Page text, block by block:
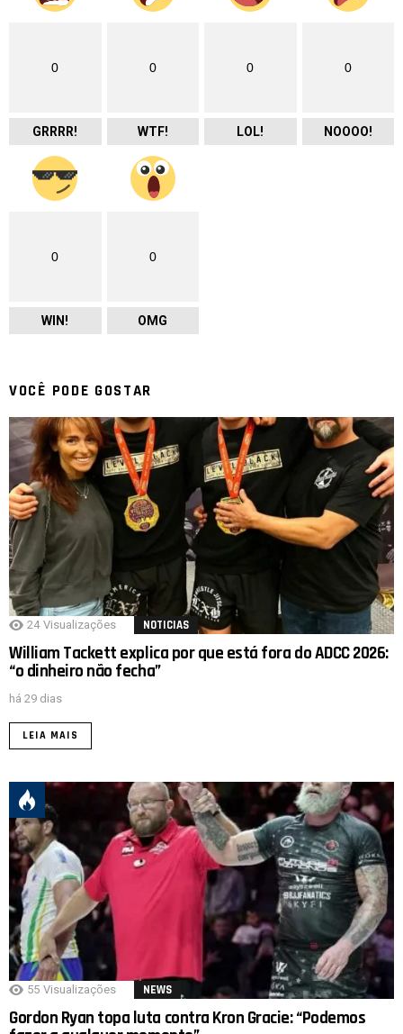
0
GRRRR!
0
WTF!
0
LOL!
0
NOOOO!
0
WIN!
0
OMG
VOCÊ PODE GOSTAR
24 Visualizações NOTICIAS
William Tackett explica por que está fora do ADCC 2026:
“o dinheiro não fecha”
há 29 dias
LEIA MAIS
55 Visualizações NEWS
Gordon Ryan topa luta contra Kron Gracie: “Podemos